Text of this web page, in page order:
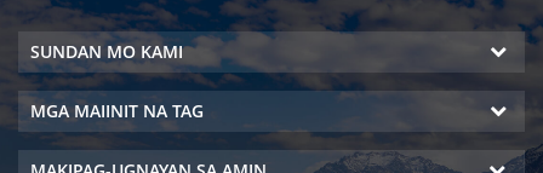
SUNDAN MO KAMI
MGA MAIINIT NA TAG